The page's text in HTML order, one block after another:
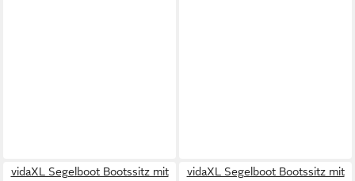
vidaXL Segelboot Bootssitz mit
vidaXL Segelboot Bootssitz mit